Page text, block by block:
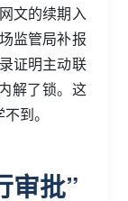
文的续期入
监管局补报
证明主动联
解了锁。这
到。
审批”